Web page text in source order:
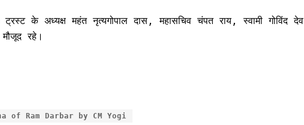
ट्रस्ट के अध्यक्ष महंत नृत्यगोपाल दास, महासचिव चंपत राय, स्वामी गोविंद देव
रहे।
of Ram Darbar by CM Yogi